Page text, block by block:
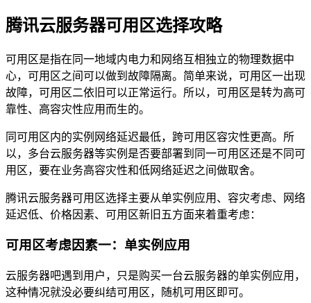
腾讯云服务器可用区选择攻略
可用区是指在同一地域内电力和网络互相独立的物理数据中
心，可用区之间可以做到故障隔离。简单来说，可用区一出现
故障，可用区二依旧可以正常运行。所以，可用区是转为高可
靠性、高容灾性应用而生的。
同可用区内的实例网络延迟最低，跨可用区容灾性更高。所
以，多台云服务器等实例是否要部署到同一可用区还是不同可
用区，要在业务高容灾性和低网络延迟之间做取舍。
腾讯云服务器可用区选择主要从单实例应用、容灾考虑、网络
延迟低、价格因素、可用区新旧五方面来着重考虑：
可用区考虑因素一：单实例应用
云服务器吧遇到用户，只是购买一台云服务器的单实例应用，
这种情况就没必要纠结可用区，随机可用区即可。